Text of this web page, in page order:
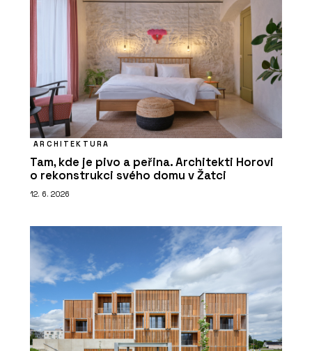
ARCHITEKTURA
Tam, kde je pivo a peřina. Architekti Horovi
o rekonstrukci svého domu v Žatci
12. 6. 2026